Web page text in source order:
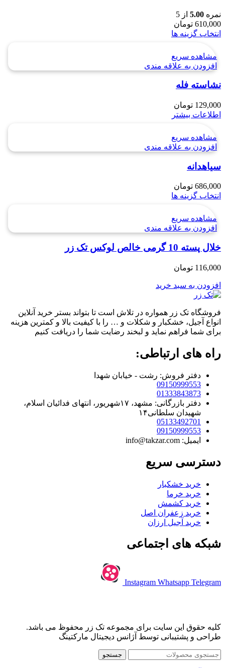
نمره 5.00 از 5
610,000 تومان
انتخاب گزینه ها
مشاهده سریع
افزودن به علاقه مندی
نشاسته فله
129,000 تومان
اطلاعات بیشتر
مشاهده سریع
افزودن به علاقه مندی
سیاهدانه
686,000 تومان
انتخاب گزینه ها
مشاهده سریع
افزودن به علاقه مندی
خلال پسته 10 گرمی خالص لوکس تک زر
116,000 تومان
افزودن به سبد خرید
فروشگاه تک زر همواره در تلاش است تا بتواند بستر خرید آنلاین
انواع آجیل، خشکبار و شکلات و … را با کیفیت بالا و کمترین هزینه
برای شما فراهم نماید و لبخند رضایت شما را دریافت کنیم
راه های ارتباطی:
دفتر فروش: رشت - خیابان شهدا
09150999553
01333843873
دفتر بازرگانی: مشهد، ۱۷شهریور، انتهای فدائیان اسلام،
شهیدان سلطانی۱۴
05133492701
09150999553
ایمیل: info@takzar.com
دسترسی سریع
خرید خشکبار
خرید خرما
خرید کشمش
خرید زعفران اصل
خرید آجیل ارزان
شبکه های اجتماعی
Instagram Whatsapp Telegram
کلیه حقوق این سایت برای مجموعه تک زر محفوظ می باشد.
طراحی و پشتیبانی توسط آژانس دیجیتال مارکتینگ
جستجو